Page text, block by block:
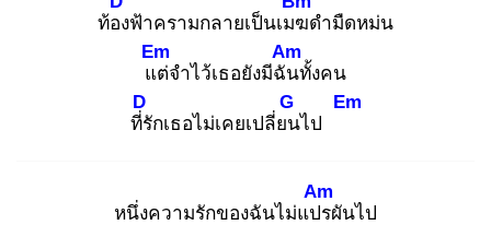
ท้องฟ้าครามกลายเป็นเมฆดำมืดหม่น
แต่
Em
จำไว้เธอยังมีฉัน
Am
ทั้งคน
ที่รั
D
กเธอไม่เคยเปลี่ยน
G
ไป
Em
หนึ่งความรักของฉันไม่แปร
Am
ผันไป